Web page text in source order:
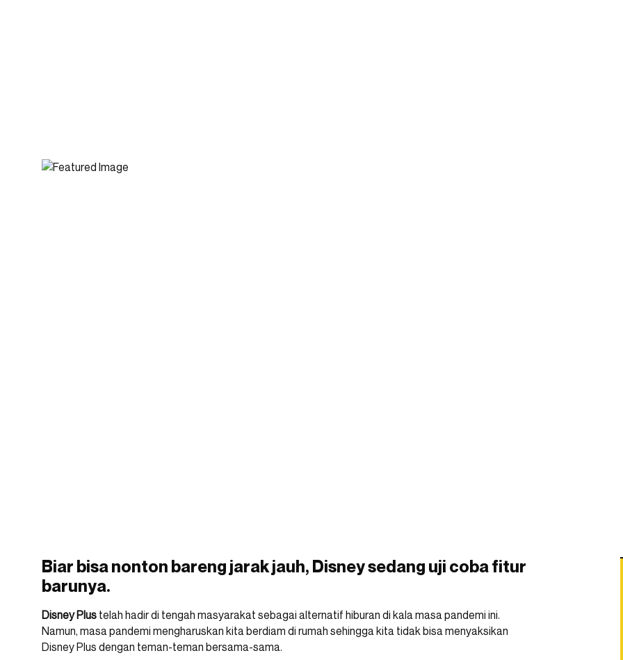
Biar bisa nonton bareng jarak jauh, Disney sedang uji coba fitur
barunya.
Disney Plus telah hadir di tengah masyarakat sebagai alternatif hiburan di kala masa pandemi ini.
Namun, masa pandemi mengharuskan kita berdiam di rumah sehingga kita tidak bisa menyaksikan
Disney Plus dengan teman-teman bersama-sama.